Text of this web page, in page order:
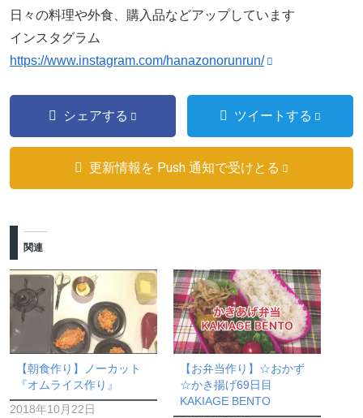
日々の料理や外食、購入品などアップしています
インスタグラム
https://www.instagram.com/hanazonorunrun/
シェアする ツイートする
更新情報を Push 通知で受けとる
関連
【朝食作り】ノーカット
『オムライス作り』
2018年10月22日
【お弁当作り】☆おかず
☆かき揚げ69日目
KAKIAGE BENTO